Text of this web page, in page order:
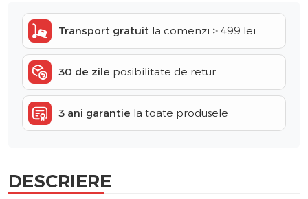
Transport gratuit la comenzi > 499 lei
30 de zile posibilitate de retur
3 ani garantie la toate produsele
DESCRIERE